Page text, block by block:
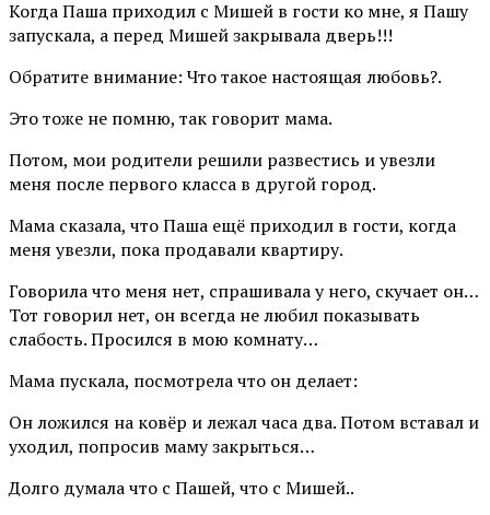
Когда Паша приходил с Мишей в гости ко мне, я Пашу
запускала, а перед Мишей закрывала дверь!!!
Обратите внимание: Что такое настоящая любовь?.
Это тоже не помню, так говорит мама.
Потом, мои родители решили развестись и увезли
меня после первого класса в другой город.
Мама сказала, что Паша ещё приходил в гости, когда
меня увезли, пока продавали квартиру.
Говорила что меня нет, спрашивала у него, скучает он…
Тот говорил нет, он всегда не любил показывать
слабость. Просился в мою комнату…
Мама пускала, посмотрела что он делает:
Он ложился на ковёр и лежал часа два. Потом вставал и
уходил, попросив маму закрыться…
Долго думала что с Пашей, что с Мишей..